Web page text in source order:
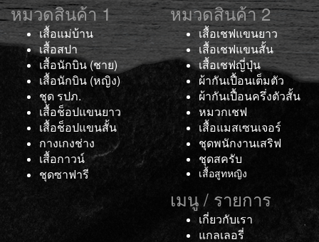
หมวดสินค้า 1
เสื้อแม่บ้าน
เสื้อสปา
เสื้อนักบิน (ชาย)
เสื้อนักบิน (หญิง)
ชุด รปภ.
เสื้อช็อปแขนยาว
เสื้อช็อปแขนสั้น
กางเกงช่าง
เสื้อกาวน์
ชุดซาฟารี
หมวดสินค้า 2
เสื้อเชฟแขนยาว
เสื้อเชฟแขนสั้น
เสื้อเชฟญี่ปุ่น
ผ้ากันเปื้อนเต็มตัว
ผ้ากันเปื้อนครึ่งตัวสั้น
หมวกเชฟ
เสื้อแมสเซนเจอร์
ชุดพนักงานเสริฟ
ชุดสครับ
เสื้อสูทหญิง
เมนู / รายการ
เกี่ยวกับเรา
แกลเลอรี่